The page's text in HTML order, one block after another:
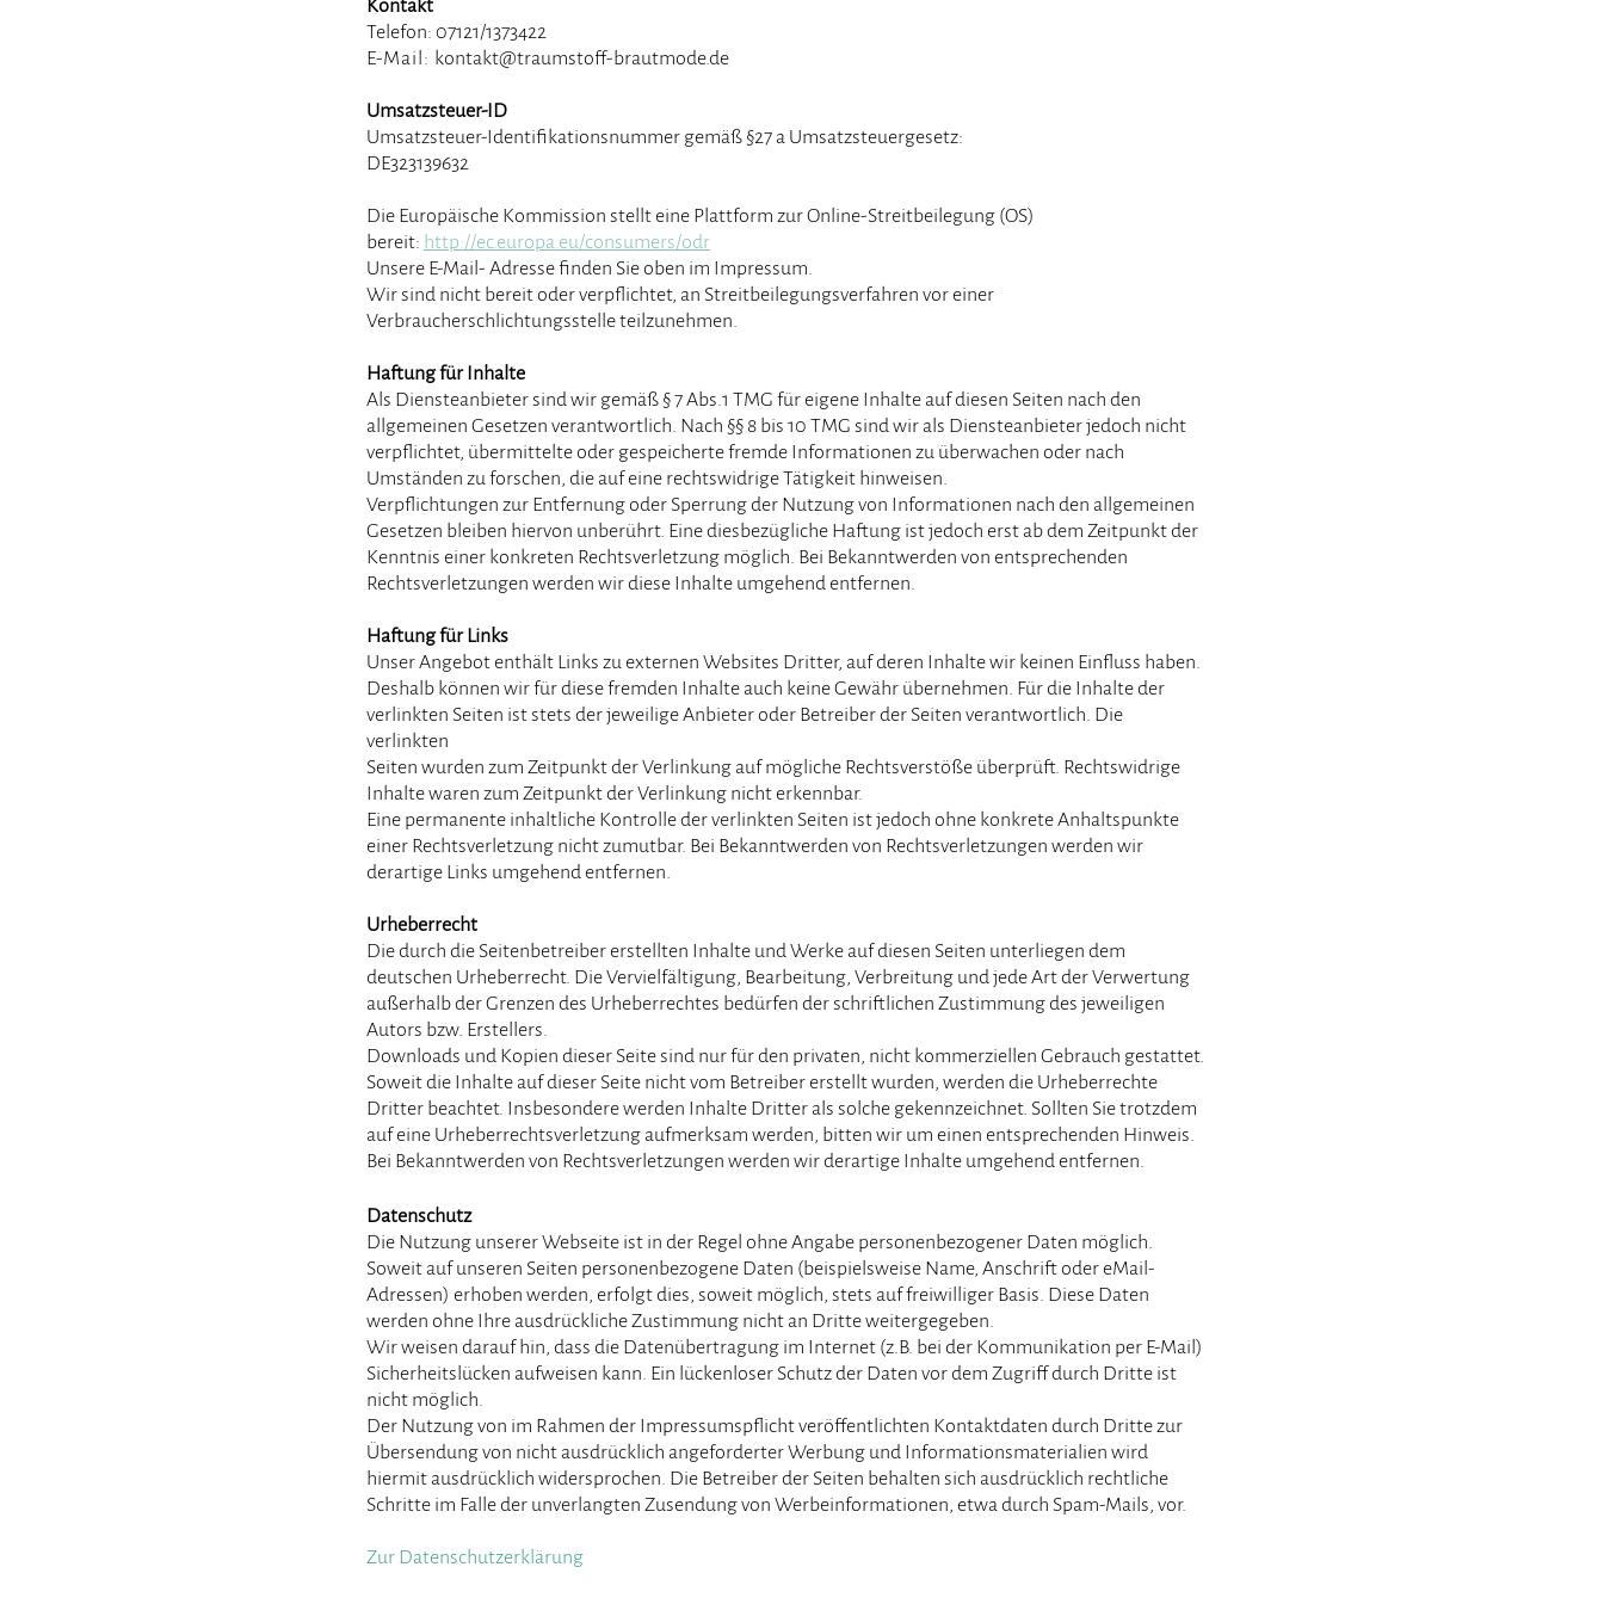
Kontakt
Telefon: 07121/1373422
E-Mail: kontakt@traumstoff-brautmode.de
Umsatzsteuer-ID
Umsatzsteuer-Identifikationsnummer gemäß §27 a Umsatzsteuergesetz:
DE323139632
Die Europäische Kommission stellt eine Plattform zur Online-Streitbeilegung (OS)
bereit: http://ec.europa.eu/consumers/odr
Unsere E-Mail- Adresse finden Sie oben im Impressum.
Wir sind nicht bereit oder verpflichtet, an Streitbeilegungsverfahren vor einer
Verbraucherschlichtungsstelle teilzunehmen.
Haftung für Inhalte
Als Diensteanbieter sind wir gemäß § 7 Abs.1 TMG für eigene Inhalte auf diesen Seiten nach den
allgemeinen Gesetzen verantwortlich. Nach §§ 8 bis 10 TMG sind wir als Diensteanbieter jedoch nicht
verpflichtet, übermittelte oder gespeicherte fremde Informationen zu überwachen oder nach
Umständen zu forschen, die auf eine rechtswidrige Tätigkeit hinweisen.
Verpflichtungen zur Entfernung oder Sperrung der Nutzung von Informationen nach den allgemeinen
Gesetzen bleiben hiervon unberührt. Eine diesbezügliche Haftung ist jedoch erst ab dem Zeitpunkt der
Kenntnis einer konkreten Rechtsverletzung möglich. Bei Bekanntwerden von entsprechenden
Rechtsverletzungen werden wir diese Inhalte umgehend entfernen.
Haftung für Links
Unser Angebot enthält Links zu externen Websites Dritter, auf deren Inhalte wir keinen Einfluss haben.
Deshalb können wir für diese fremden Inhalte auch keine Gewähr übernehmen. Für die Inhalte der
verlinkten Seiten ist stets der jeweilige Anbieter oder Betreiber der Seiten verantwortlich. Die
verlinkten
Seiten wurden zum Zeitpunkt der Verlinkung auf mögliche Rechtsverstöße überprüft. Rechtswidrige
Inhalte waren zum Zeitpunkt der Verlinkung nicht erkennbar.
Eine permanente inhaltliche Kontrolle der verlinkten Seiten ist jedoch ohne konkrete Anhaltspunkte
einer Rechtsverletzung nicht zumutbar. Bei Bekanntwerden von Rechtsverletzungen werden wir
derartige Links umgehend entfernen.
Urheberrecht
Die durch die Seitenbetreiber erstellten Inhalte und Werke auf diesen Seiten unterliegen dem
deutschen Urheberrecht. Die Vervielfältigung, Bearbeitung, Verbreitung und jede Art der Verwertung
außerhalb der Grenzen des Urheberrechtes bedürfen der schriftlichen Zustimmung des jeweiligen
Autors bzw. Erstellers.
Downloads und Kopien dieser Seite sind nur für den privaten, nicht kommerziellen Gebrauch gestattet.
Soweit die Inhalte auf dieser Seite nicht vom Betreiber erstellt wurden, werden die Urheberrechte
Dritter beachtet. Insbesondere werden Inhalte Dritter als solche gekennzeichnet. Sollten Sie trotzdem
auf eine Urheberrechtsverletzung aufmerksam werden, bitten wir um einen entsprechenden Hinweis.
Bei Bekanntwerden von Rechtsverletzungen werden wir derartige Inhalte umgehend entfernen.
Datenschutz
Die Nutzung unserer Webseite ist in der Regel ohne Angabe personenbezogener Daten möglich.
Soweit auf unseren Seiten personenbezogene Daten (beispielsweise Name, Anschrift oder eMail-
Adressen) erhoben werden, erfolgt dies, soweit möglich, stets auf freiwilliger Basis. Diese Daten
werden ohne Ihre ausdrückliche Zustimmung nicht an Dritte weitergegeben.
Wir weisen darauf hin, dass die Datenübertragung im Internet (z.B. bei der Kommunikation per E-Mail)
Sicherheitslücken aufweisen kann. Ein lückenloser Schutz der Daten vor dem Zugriff durch Dritte ist
nicht möglich.
Der Nutzung von im Rahmen der Impressumspflicht veröffentlichten Kontaktdaten durch Dritte zur
Übersendung von nicht ausdrücklich angeforderter Werbung und Informationsmaterialien wird
hiermit ausdrücklich widersprochen. Die Betreiber der Seiten behalten sich ausdrücklich rechtliche
Schritte im Falle der unverlangten Zusendung von Werbeinformationen, etwa durch Spam-Mails, vor.
Zur Datenschutzerklärung